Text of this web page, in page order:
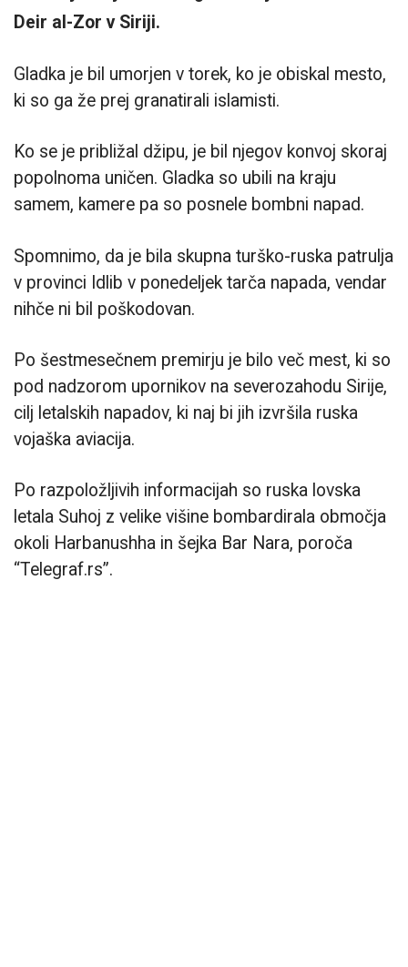
Deir al-Zor v Siriji.
Gladka je bil umorjen v torek, ko je obiskal mesto,
ki so ga že prej granatirali islamisti.
Ko se je približal džipu, je bil njegov konvoj skoraj
popolnoma uničen. Gladka so ubili na kraju
samem, kamere pa so posnele bombni napad.
Spomnimo, da je bila skupna turško-ruska patrulja
v provinci Idlib v ponedeljek tarča napada, vendar
nihče ni bil poškodovan.
Po šestmesečnem premirju je bilo več mest, ki so
pod nadzorom upornikov na severozahodu Sirije,
cilj letalskih napadov, ki naj bi jih izvršila ruska
vojaška aviacija.
Po razpoložljivih informacijah so ruska lovska
letala Suhoj z velike višine bombardirala območja
okoli Harbanushha in šejka Bar Nara, poroča
“Telegraf.rs”.